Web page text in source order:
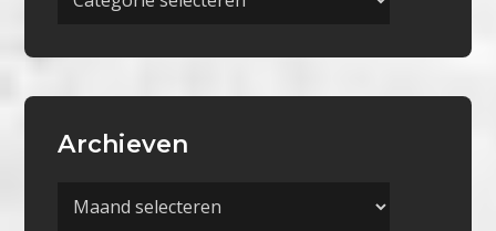
Archieven
Archieven